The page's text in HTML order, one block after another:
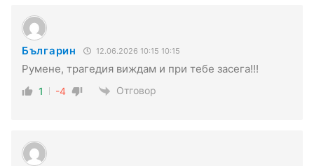
Българин 12.06.2026 10:15 10:15
Румене, трагедия виждам и при тебе засега!!!
1 -4 Отговор